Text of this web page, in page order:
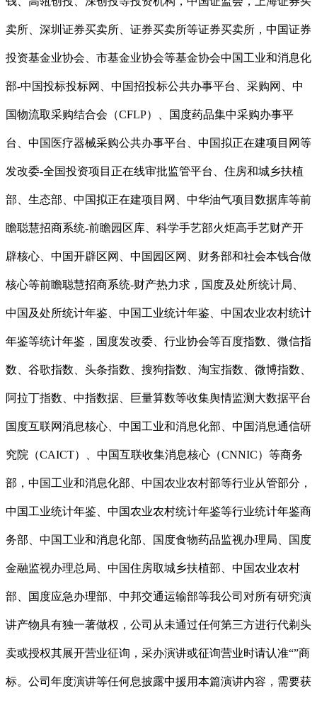
卖所、深圳证券买卖所、证券买卖所等证券买卖所，中国证券
投资基金业协会、市基金业协会等基金协会中国工业和消息化
部-中国投标投标网、中国招投标公共办事平台、采购网、中
国物流取采购结合会（CFLP）、国度药品集中采购办事平
台、中国医疗器械采购公共办事平台、中国拟正在建项目网等
发改委-全国投资项目正在线审批监管平台、住房和城乡扶植
部、生态部、中国拟正在建项目网、中华油气项目数据库等前
瞻聪慧招商系统-前瞻园区库、科学手艺部火炬高手艺财产开
辟核心、中国开辟区网、中国园区网、财务部和社会本钱合做
核心等前瞻聪慧招商系统-财产热力求，国度及处所统计局、
中国及处所统计年鉴、中国工业统计年鉴、中国农业农村统计
年鉴等统计年鉴，国度发改委、行业协会等百度指数、微信指
数、谷歌指数、头条指数、搜狗指数、淘宝指数、微博指数、
阿拉丁指数、中指数据、巨量算数等收集舆情监测大数据平台
国度互联网消息核心、中国工业和消息化部、中国消息通信研
究院（CAICT）、中国互联收集消息核心（CNNIC）等商务
部，中国工业和消息化部、中国农业农村部等行业从管部分，
中国工业统计年鉴、中国农业农村统计年鉴等行业统计年鉴商
务部、中国工业和消息化部、国度食物药品监视办理局、国度
金融监视办理总局、中国住房取城乡扶植部、中国农业农村
部、国度应急办理部、中邦交通运输部等我公司对所有研究演
讲产物具有独一著做权，公司从未通过任何第三方进行代剃头
卖或授权其展开营业征询，采办演讲或征询营业时请认准“”商
标。公司年度演讲等任何息披露中援用本篇演讲内容，需要获